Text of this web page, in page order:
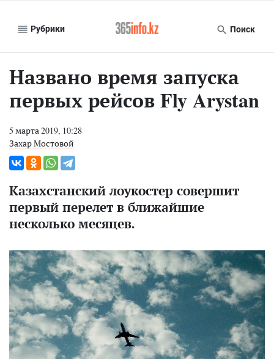
Рубрики Поиск
Названо время запуска
первых рейсов Fly Arystan
5 марта 2019, 10:28
Захар Мостовой
Казахстанский лоукостер совершит
первый перелет в ближайшие
несколько месяцев.